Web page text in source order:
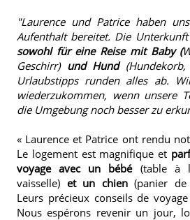
"Laurence und Patrice haben
Aufenthalt bereitet. Die
sowohl für eine Reise mit Baby (
Geschirr) und Hund
Urlaubstipps runden alles ab.
wiederzukommen, wenn unsere
die Umgebung noch besser zu
« Laurence et Patrice ont rendu
Le logement est magnifique et
voyage avec un bébé(table à
vaisselle) et un chien(panier de
Leurs précieux conseils de
Nous espérons revenir un jour,